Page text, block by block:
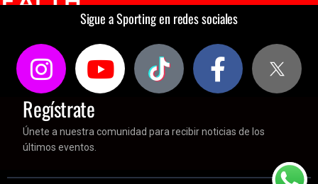
Sigue a Sporting en redes sociales
Regístrate
Únete a nuestra comunidad para recibir noticias de los
últimos eventos.